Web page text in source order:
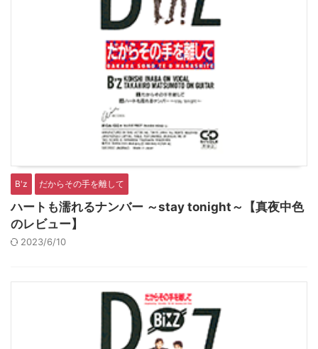
B'z だからその手を離して
ハートも濡れるナンバー ～stay tonight～【真夜中色
のレビュー】
2023/6/10